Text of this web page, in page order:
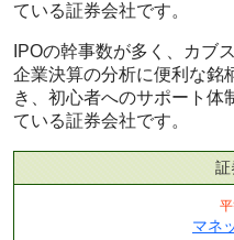
ている証券会社です。
IPOの幹事数が多く、カブ
企業決算の分析に便利な銘
き、初心者へのサポート体
ている証券会社です。
証
マネ